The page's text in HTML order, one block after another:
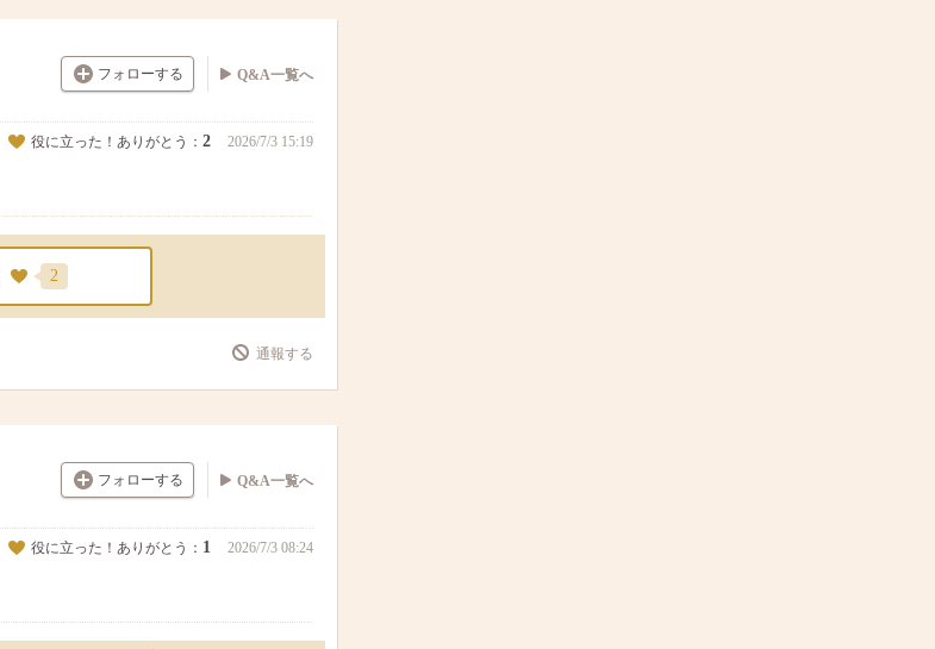
フォローする Q&A一覧へ
役に立った！ありがとう： 2 2026/7/3 15:19
2
通報する
フォローする Q&A一覧へ
役に立った！ありがとう： 1 2026/7/3 08:24